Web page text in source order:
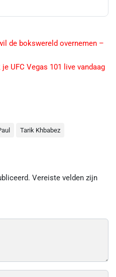
de bokswereld overnemen –
UFC Vegas 101 live vandaag
Tarik Khbabez
Vereiste velden zijn